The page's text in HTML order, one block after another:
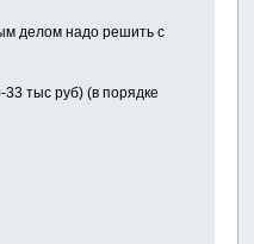
делом надо решить с
тыс руб) (в порядке